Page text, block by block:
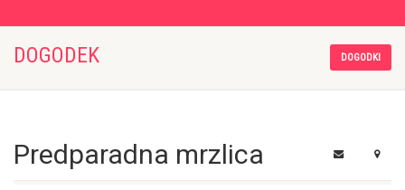
DOGODEK DOGODKI
Predparadna mrzlica